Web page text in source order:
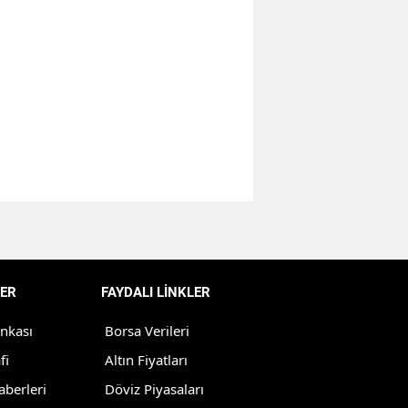
Denizli
Diyarbakır
FAYDALI LİNKLER
Borsa Verileri
Altın Fiyatları
Döviz Piyasaları